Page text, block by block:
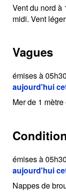
Vent du nord à
midi. Vent
Vagues
émises à
aujourd'hui
Mer de 1
émises à
aujourd'hui
Nappes de